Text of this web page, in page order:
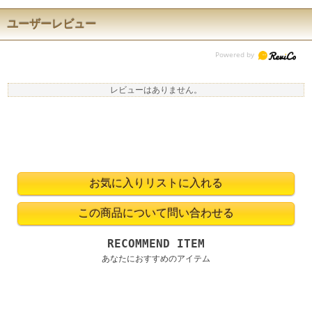
ユーザーレビュー
レビューはありません。
RECOMMEND ITEM
あなたにおすすめのアイテム